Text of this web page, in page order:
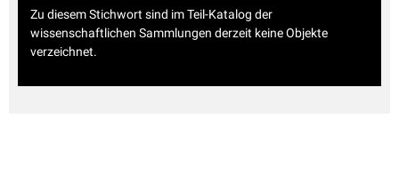
Zu diesem Stichwort sind im Teil-Katalog der
wissenschaftlichen Sammlungen derzeit keine Objekte
verzeichnet.